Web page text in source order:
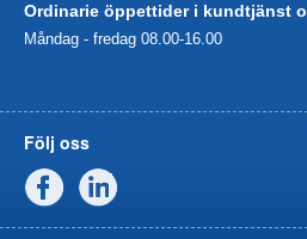
Ordinarie öppettider i kundtjänst
Måndag - fredag 08.00-16.00
Följ oss
Facebook